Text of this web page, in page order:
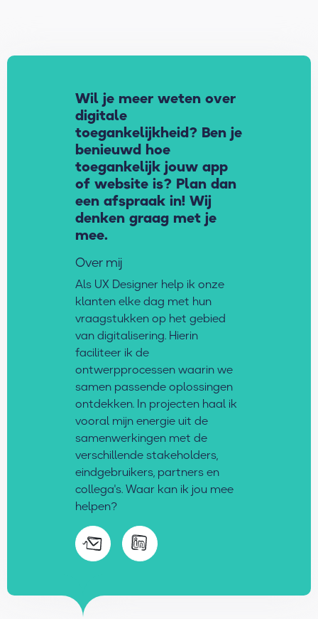
Wil je meer weten over
digitale
toegankelijkheid? Ben je
benieuwd hoe
toegankelijk jouw app
of website is? Plan dan
een afspraak in! Wij
denken graag met je
mee.
Over mij
Als UX Designer help ik onze
klanten elke dag met hun
vraagstukken op het gebied
van digitalisering. Hierin
faciliteer ik de
ontwerpprocessen waarin we
samen passende oplossingen
ontdekken. In projecten haal ik
vooral mijn energie uit de
samenwerkingen met de
verschillende stakeholders,
eindgebruikers, partners en
collega's. Waar kan ik jou mee
helpen?